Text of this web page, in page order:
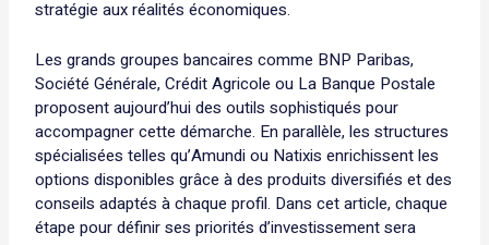
stratégie aux réalités économiques.
Les grands groupes bancaires comme BNP Paribas,
Société Générale, Crédit Agricole ou La Banque Postale
proposent aujourd’hui des outils sophistiqués pour
accompagner cette démarche. En parallèle, les structures
spécialisées telles qu’Amundi ou Natixis enrichissent les
options disponibles grâce à des produits diversifiés et des
conseils adaptés à chaque profil. Dans cet article, chaque
étape pour définir ses priorités d’investissement sera